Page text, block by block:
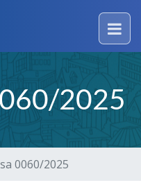
2025
0060/2025